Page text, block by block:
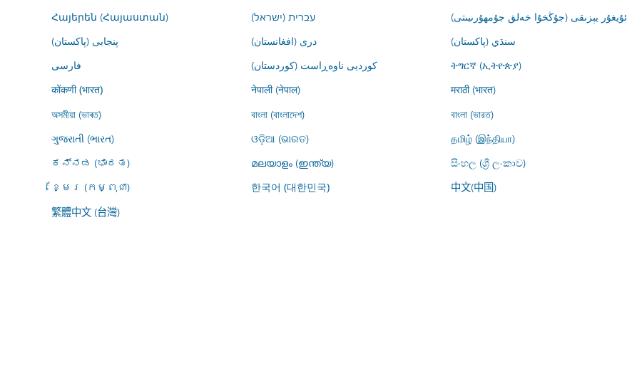
Հայերեն (Հայաստան)
עברית (ישראל) ئۇيغۇر يېزىقى (جۇڭخۇا خەلق جۇمھۇرىيىتى)
پنجابی (پاکستان)
درى (افغانستان) سنڌي (پاکستان)
فارسى
کوردیی ناوەڕاست (کوردستان) ትግርኛ (ኢትዮጵያ)
कोंकणी (भारत) नेपाली (नेपाल) मराठी (भारत)
অসমীয়া (ভাৰত) বাংলা (বাংলাদেশ) বাংলা (ভারত)
ગુજરાતી (ભારત)
ଓଡ଼ିଆ (ଭାରତ) தமிழ் (இந்தியா)
ಕನ್ನಡ (ಭಾರತ)
മലയാളം (ഇന്ത്യ) සිංහල (ශ්‍රී ලංකාව)
ខ្មែរ (កម្ពុជា)
한국어 (대한민국) 中文(中国)
繁體中文 (台灣)